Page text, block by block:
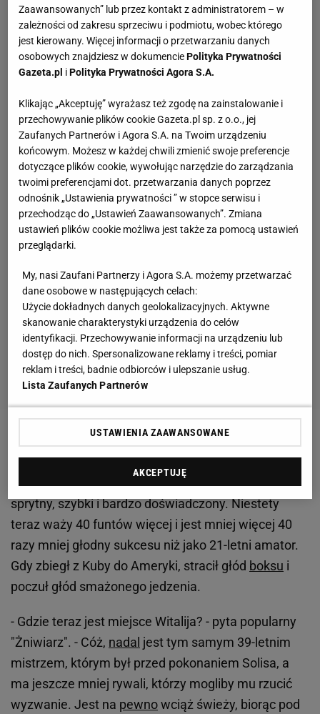
amatorów w 2001 roku i mogę zaświadczyć, jak
dobry jest ten gość - przyznaje Londyńczyk. - Jest
sprytny, szybki i bardzo doświadczony. Niestety
teraz waży 40 funtów więcej i jest mniej więcej 40
razy mniej głodny sukcesu niż jako 21-letni amator.
Gdy zbiegł z Kuby do Ameryki, stracił głód boksu i
poczuł głód smażonego jedzenia.
- Gdzie teraz jest miejsce Witalija? - pyta popularny
"Żniwiarz". - Cóż, nadal jest tym samym 39-letnim
mistrzem, którym był przed pokonaniem Solisa, a
ma jeszcze mniej rywali, którzy mogliby mu rzucić
wyzwanie. Jest na pewnowciąż świeży, biorąc pod
Zaawansowanych” lub przez kontakt z administratorem – w
zależności od zakresu sprzeciwu i podmiotu, wobec którego
jest kierowany. Więcej informacji o przetwarzaniu danych
osobowych znajdziesz w dokumenciePolityka Prywatności
Gazeta.pl iPolityka Prywatności Agora S.A.
Klikając „Akceptuję” wyrażasz też zgodę na zainstalowanie i
przechowywanie plików cookie Gazeta.pl sp. z o.o., jej
Zaufanych Partnerów i Agora S.A. na Twoim urządzeniu
końcowym. Możesz w każdej chwili zmienić swoje preferencje
dotyczące plików cookie, wywołując narzędzie do zarządzania
twoimi preferencjami dot. przetwarzania danych poprzez
odnośnik „Ustawienia prywatności ” w stopce serwisu i
przechodząc do „Ustawień Zaawansowanych”. Zmiana
ustawień plików cookie możliwa jest także za pomocą ustawień
przeglądarki.
My, nasi Zaufani Partnerzy i Agora S.A. możemy przetwarzać
dane osobowe w następujących celach:
Użycie dokładnych danych geolokalizacyjnych. Aktywne
skanowanie charakterystyki urządzenia do celów
identyfikacji. Przechowywanie informacji na urządzeniu lub
dostęp do nich. Spersonalizowane reklamy i treści, pomiar
reklam i treści, badnie odbiorców i ulepszanie usług.
Lista Zaufanych Partnerów
USTAWIENIA ZAAWANSOWANE
AKCEPTUJĘ